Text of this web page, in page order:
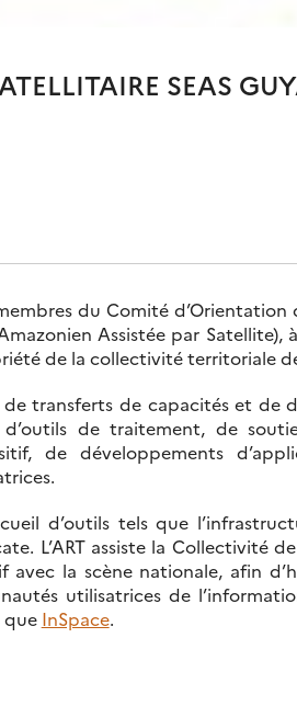
SEAS
du Comité
Assistée par
de la collectivité territoriale
transferts de capacités et de
de traitement, de
de développements
d’outils tels que
L’ART assiste la Collectivité
la scène nationale, afin
utilisatrices de
que InSpace.